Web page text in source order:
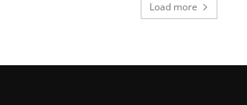
Load more